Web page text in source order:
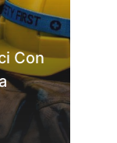
Con